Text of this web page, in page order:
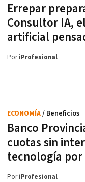
Errepar
Consultor IA,
artificial
PoriProfesional
Banco
cuotas sin
tecnología por
ECONOMÍA/ Beneficios
PoriProfesional